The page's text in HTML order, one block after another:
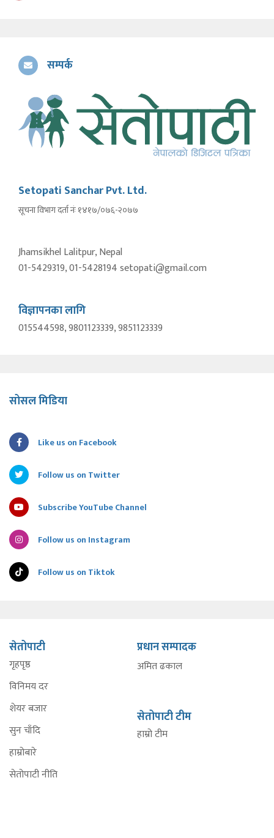
सम्पर्क
Setopati Sanchar Pvt. Ltd.
सूचना विभाग दर्ता नंः १४१७/०७६-२०७७
Jhamsikhel Lalitpur, Nepal
01-5429319, 01-5428194 setopati@gmail.com
विज्ञापनका लागि
015544598, 9801123339, 9851123339
सोसल मिडिया
Like us on Facebook
Follow us on Twitter
Subscribe YouTube Channel
Follow us on Instagram
Follow us on Tiktok
सेतोपाटी
गृहपृष्ठ
विनिमय दर
शेयर बजार
सुन चाँदि
हाम्रोबारे
सेतोपाटी नीति
प्रधान सम्पादक
अमित ढकाल
सेतोपाटी टीम
हाम्रो टीम